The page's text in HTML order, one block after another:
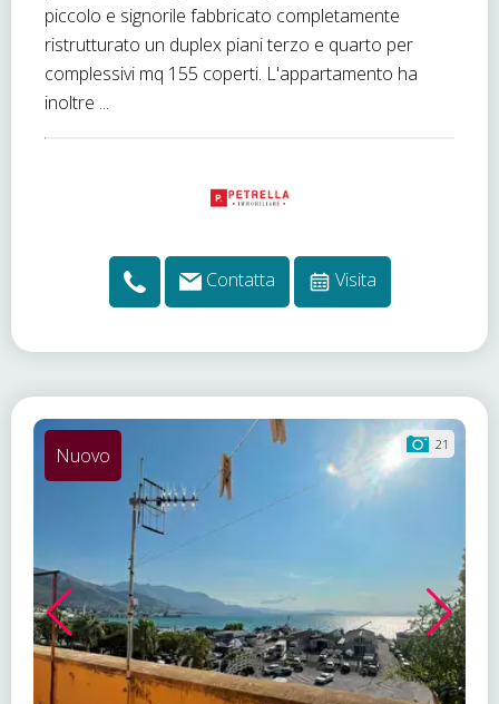
piccolo e signorile fabbricato completamente
ristrutturato un duplex piani terzo e quarto per
complessivi mq 155 coperti. L'appartamento ha
inoltre ...
Contatta Visita
21
Nuovo